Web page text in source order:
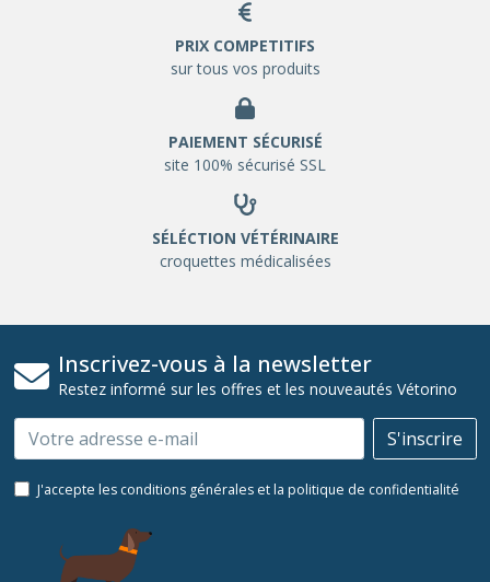
PRIX COMPETITIFS
sur tous vos produits
PAIEMENT SÉCURISÉ
site 100% sécurisé SSL
SÉLÉCTION VÉTÉRINAIRE
croquettes médicalisées
Inscrivez-vous à la newsletter
Restez informé sur les offres et les nouveautés Vétorino
Email S'inscrire
J'accepte les conditions générales et la politique de confidentialité